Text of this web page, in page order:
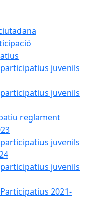
juvenils
juvenils
reglament
juvenils
juvenils
2021-